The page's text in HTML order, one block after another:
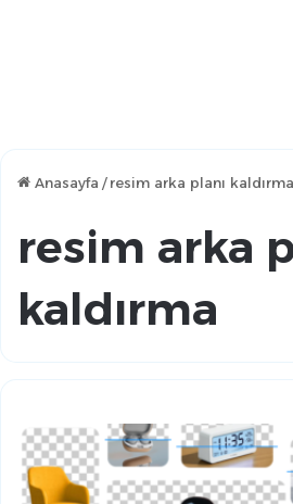
Anasayfa / resim arka planı kaldırma
resim arka
kaldırma